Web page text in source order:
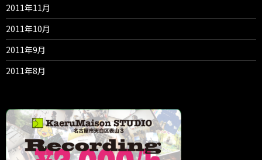
2011年11月
2011年10月
2011年9月
2011年8月